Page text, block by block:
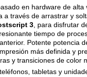
en hardware de alta
través de arrastrar y
3, para disfrutar
tiempo de
Potente potencia
más definida y
y transiciones de color
tabletas y